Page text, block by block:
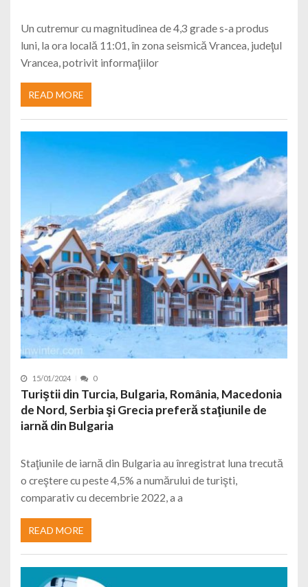
Un cutremur cu magnitudinea de 4,3 grade s-a produs
luni, la ora locală 11:01, în zona seismică Vrancea, judeţul
Vrancea, potrivit informaţiilor
READ MORE
15/01/2024 0
Turiştii din Turcia, Bulgaria, România, Macedonia
de Nord, Serbia şi Grecia preferă staţiunile de
iarnă din Bulgaria
Staţiunile de iarnă din Bulgaria au înregistrat luna trecută
o creştere cu peste 4,5% a numărului de turişti,
comparativ cu decembrie 2022, a a
READ MORE